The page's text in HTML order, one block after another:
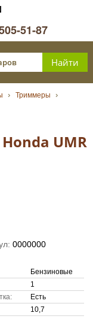
51-87
Триммеры
UMR
0000000
Бензиновые
1
Есть
10,7